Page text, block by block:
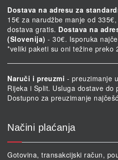
Dostava na adresu za
15€ za narudžbe manje od
dostava gratis. Dostava na
(Slovenija) - 30€. Isporuka
*veliki paketi su oni težine preko
Naruči i preuzmi - preuzimanje
Rijeka i Split. Usluga dostave do
Dostupno za preuzimanje
Načini plaćanja
Gotovina, transakcijski račun,